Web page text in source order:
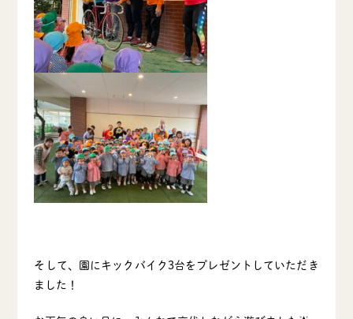
そして、園にキックバイク3台をプレゼントしていただき
ました！